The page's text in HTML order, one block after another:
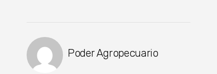
Poder Agropecuario